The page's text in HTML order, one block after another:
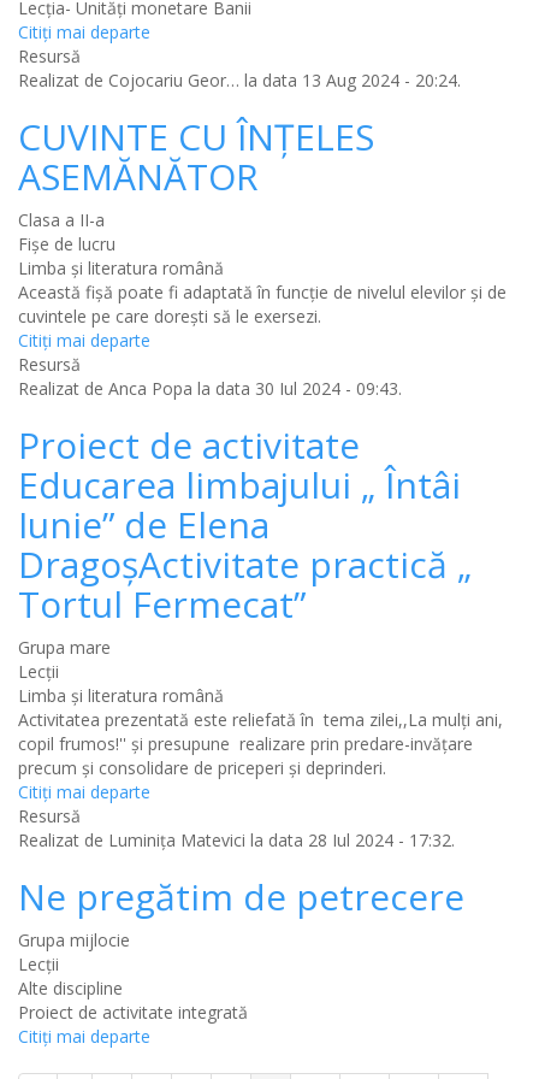
Lecția- Unități monetare Banii
Citiţi mai departe
Resursă
Realizat de Cojocariu Geor… la data 13 Aug 2024 - 20:24.
CUVINTE CU ÎNȚELES
ASEMĂNĂTOR
Clasa a II-a
Fișe de lucru
Limba şi literatura română
Această fișă poate fi adaptată în funcție de nivelul elevilor și de
cuvintele pe care dorești să le exersezi.
Citiţi mai departe
Resursă
Realizat de Anca Popa la data 30 Iul 2024 - 09:43.
Proiect de activitate
Educarea limbajului „ Întâi
Iunie” de Elena
DragoșActivitate practică „
Tortul Fermecat”
Grupa mare
Lecții
Limba şi literatura română
Activitatea prezentată este reliefată în tema zilei,,La mulți ani,
copil frumos!'' și presupune realizare prin predare-invățare
precum și consolidare de priceperi și deprinderi.
Citiţi mai departe
Resursă
Realizat de Luminița Matevici la data 28 Iul 2024 - 17:32.
Ne pregătim de petrecere
Grupa mijlocie
Lecții
Alte discipline
Proiect de activitate integrată
Citiţi mai departe
Paginație